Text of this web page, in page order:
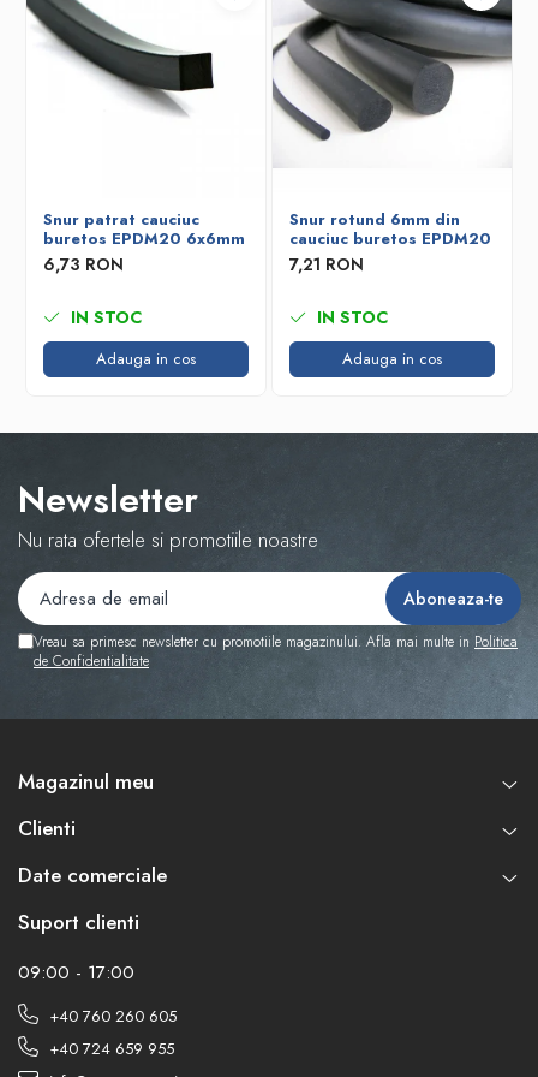
Snur patrat cauciuc
buretos EPDM20 6x6mm
6,73 RON
IN STOC
Adauga in cos
Snur rotund 6mm din
cauciuc buretos EPDM20
7,21 RON
IN STOC
Adauga in cos
Newsletter
Nu rata ofertele si promotiile noastre
Vreau sa primesc newsletter cu promotiile magazinului. Afla mai multe in Politica
de Confidentialitate
Magazinul meu
Clienti
Date comerciale
Suport clienti
09:00 - 17:00
+40 760 260 605
+40 724 659 955